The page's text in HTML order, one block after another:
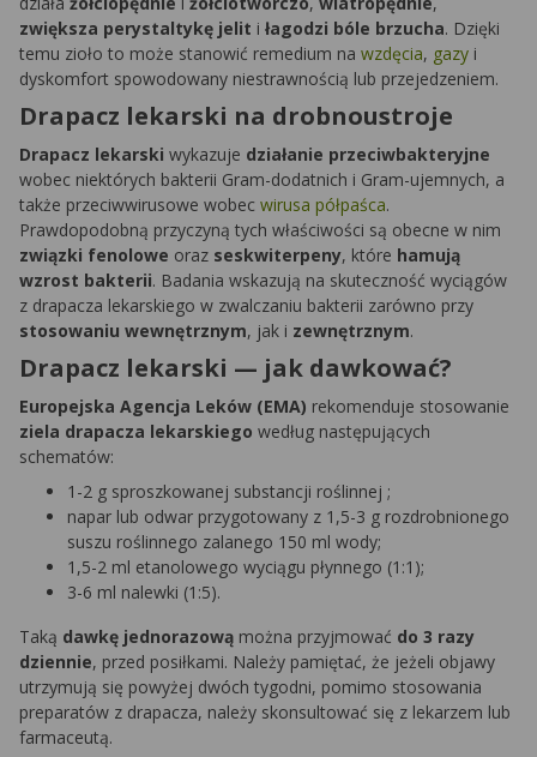
zwiększa perystaltykę jelit i łagodzi bóle brzucha. Dzięki
temu zioło to może stanowić remedium na wzdęcia, gazy i
dyskomfort spowodowany niestrawnością lub przejedzeniem.
Drapacz lekarski na drobnoustroje
Drapacz lekarski wykazuje działanie przeciwbakteryjne
wobec niektórych bakterii Gram-dodatnich i Gram-ujemnych, a
także przeciwwirusowe wobec wirusa półpaśca.
Prawdopodobną przyczyną tych właściwości są obecne w nim
związki fenolowe oraz seskwiterpeny, które hamują
wzrost bakterii. Badania wskazują na skuteczność wyciągów
z drapacza lekarskiego w zwalczaniu bakterii zarówno przy
stosowaniu wewnętrznym, jak i zewnętrznym.
Drapacz lekarski — jak dawkować?
Europejska Agencja Leków (EMA) rekomenduje stosowanie
ziela drapacza lekarskiego według następujących
schematów:
1-2 g sproszkowanej substancji roślinnej ;
napar lub odwar przygotowany z 1,5-3 g rozdrobnionego
suszu roślinnego zalanego 150 ml wody;
1,5-2 ml etanolowego wyciągu płynnego (1:1);
3-6 ml nalewki (1:5).
Taką dawkę jednorazową można przyjmować do 3 razy
dziennie, przed posiłkami. Należy pamiętać, że jeżeli objawy
utrzymują się powyżej dwóch tygodni, pomimo stosowania
preparatów z drapacza, należy skonsultować się z lekarzem lub
farmaceutą.